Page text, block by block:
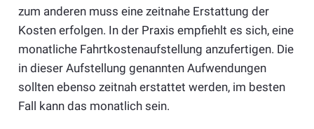
zum anderen muss eine zeitnahe Erstattung der
Kosten erfolgen. In der Praxis empfiehlt es sich, eine
monatliche Fahrtkostenaufstellung anzufertigen. Die
in dieser Aufstellung genannten Aufwendungen
sollten ebenso zeitnah erstattet werden, im besten
Fall kann das monatlich sein.